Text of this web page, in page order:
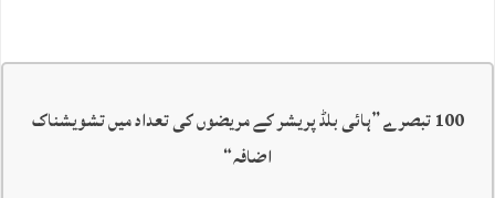
100 تبصرے ”
ہائی بلڈ پریشر کے مریضوں کی تعداد میں تشویشناک
اضافہ“